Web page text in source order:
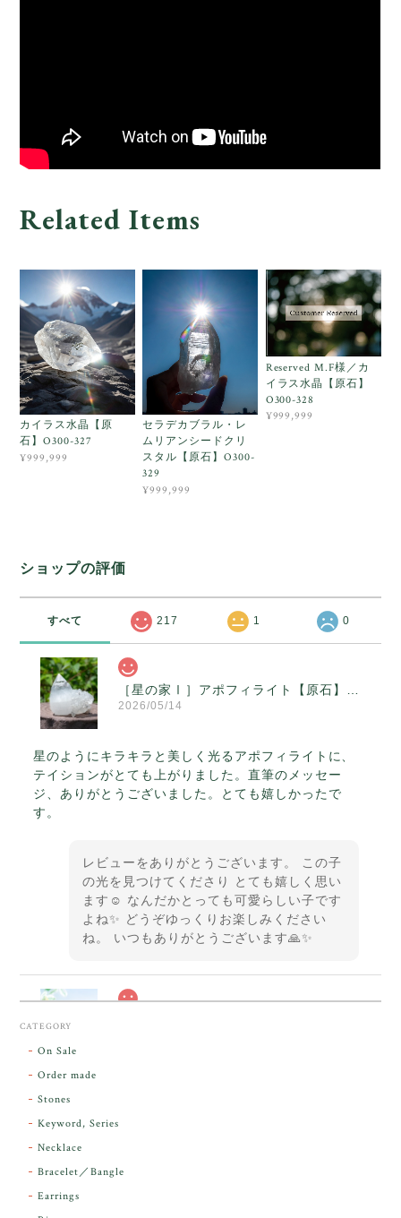
Related Items
カイラス水晶【原
石】O300-327
¥999,999
セラデカブラル・レ
ムリアンシードクリ
スタル【原石】O300-
329
¥999,999
Reserved M.F様／カ
イラス水晶【原石】
O300-328
¥999,999
ショップの評価
すべて 217 1 0
［星の家Ⅰ］アポフィライト【原石】O300-314
2026/05/14
星のようにキラキラと美しく光るアポフィライトに、
テイションがとても上がりました。直筆のメッセー
ジ、ありがとうございました。とても嬉しかったで
す。
レビューをありがとうございます。 この子
の光を見つけてくださり とても嬉しく思い
ます☺️ なんだかとっても可愛らしい子です
よね✨ どうぞゆっくりお楽しみください
ね。 いつもありがとうございます🙏✨
ンダラで感動しました。素敵な箱と和紙で石を包んで
下さり、ありがとうございました。
レビューをありがとうございます。 実物を
CATEGORY
On Sale
Order made
Stones
Keyword, Series
Necklace
Bracelet／Bangle
Earrings